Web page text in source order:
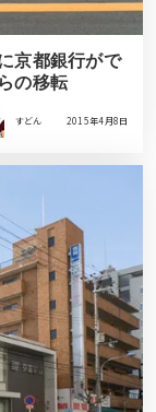
京都銀行がで
の移転
すどん 2015年4月8日